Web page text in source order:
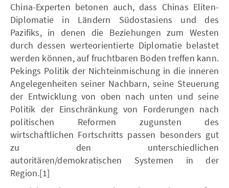
China-Experten betonen auch, dass Chinas Eliten-
Diplomatie in Ländern Südostasiens und des
Pazifiks, in denen die Beziehungen zum Westen
durch dessen werteorientierte Diplomatie belastet
werden können, auf fruchtbaren Boden treffen kann.
Pekings Politik der Nichteinmischung in die inneren
Angelegenheiten seiner Nachbarn, seine Steuerung
der Entwicklung von oben nach unten und seine
Politik der Einschränkung von Forderungen nach
politischen Reformen zugunsten des
wirtschaftlichen Fortschritts passen besonders gut
zu den unterschiedlichen
autoritären/demokratischen Systemen in der
Region.[1]